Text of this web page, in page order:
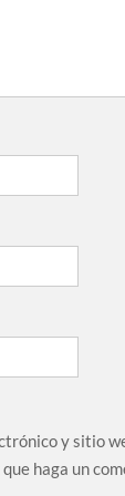
y sitio
haga un